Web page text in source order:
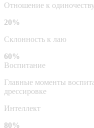
Отношение к
20%
Склонность к лаю
60%
Воспитание
Главные моменты
дрессировке
Интеллект
80%